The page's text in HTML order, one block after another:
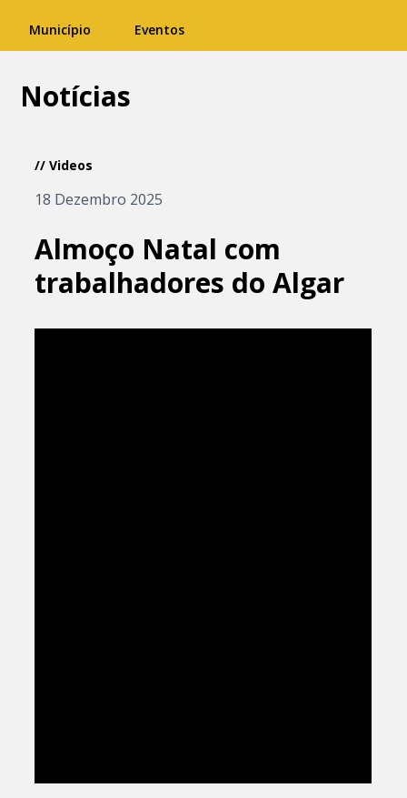
Município Eventos
Notícias
// Videos
18 Dezembro 2025
Almoço Natal com
trabalhadores do Algar